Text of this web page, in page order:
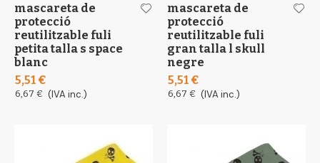
mascareta de
protecció
reutilitzable fuli
petita talla s space
blanc
5,51 €
6,67 € (IVA inc.)
mascareta de
protecció
reutilitzable fuli
gran talla l skull
negre
5,51 €
6,67 € (IVA inc.)